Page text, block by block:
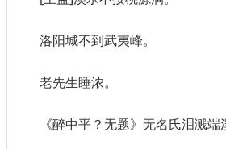
洛阳城不到武夷峰。
老先生睡浓。
《醉中平？无题》无名氏泪溅端